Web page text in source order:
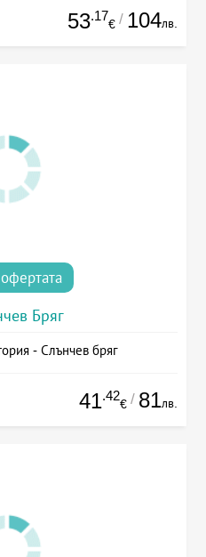
53.17
€ / 104лв.
Бряг
- Слънчев бряг
41.42
€ / 81лв.